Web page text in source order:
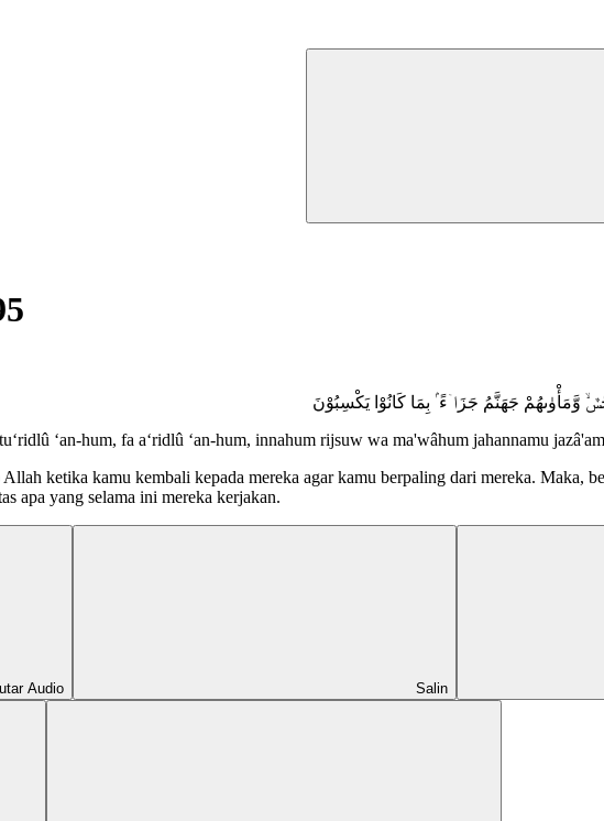
وَّمَأْوٰىهُمْ جَهَنَّمُ جَزَاۤءً ۢ بِمَا كَانُوْا يَكْسِبُوْنَ
‘an-hum, fa a‘ridlû ‘an-hum, innahum rijsuw wa ma'wâhum jahannamu
ketika kamu kembali kepada mereka agar kamu berpaling dari mereka. Maka,
apa yang selama ini mereka kerjakan.
Audio Salin